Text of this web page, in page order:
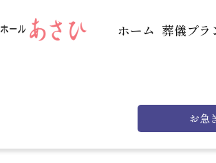
ホーム 葬儀プラ
お急